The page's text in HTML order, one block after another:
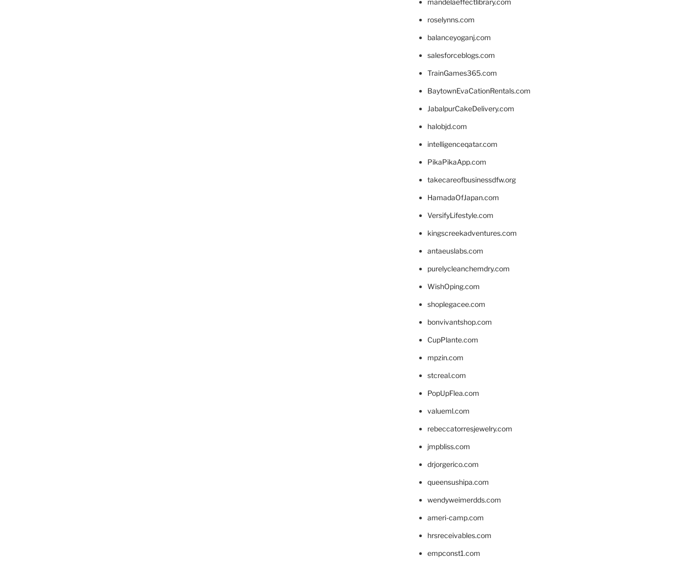
mandelaeffectlibrary.com
roselynns.com
balanceyoganj.com
salesforceblogs.com
TrainGames365.com
BaytownEvaCationRentals.com
JabalpurCakeDelivery.com
halobjd.com
intelligenceqatar.com
PikaPikaApp.com
takecareofbusinessdfw.org
HamadaOfJapan.com
VersifyLifestyle.com
kingscreekadventures.com
antaeuslabs.com
purelycleanchemdry.com
WishOping.com
shoplegacee.com
bonvivantshop.com
CupPlante.com
mpzin.com
stcreal.com
PopUpFlea.com
valueml.com
rebeccatorresjewelry.com
jmpbliss.com
drjorgerico.com
queensushipa.com
wendyweimerdds.com
ameri-camp.com
hrsreceivables.com
empconst1.com